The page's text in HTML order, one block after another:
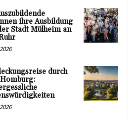
ihre Ausbildung
Stadt Mülheim an
durch